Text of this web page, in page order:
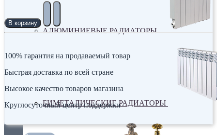
АЛЮМИНИЕВЫЕ РАДИАТОРЫ
БИМЕТАЛИЧЕСКИЕ РАДИАТОРЫ
В корзину
100% гарантия на продаваемый товар
Быстрая доставка по всей стране
Высокое качество товаров магазина
Круглосуточный центр поддержки